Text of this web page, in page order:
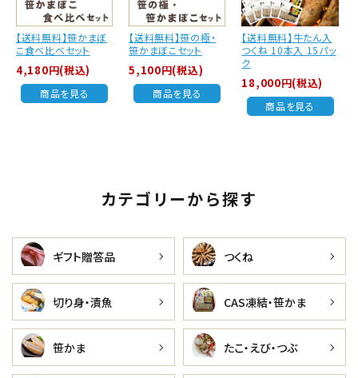
【送料無料】笹かまぼ
こ食べ比べセット
4,180円(税込)
商品を見る
【送料無料】笹の極・
笹かまぼこセット
5,100円(税込)
商品を見る
【送料無料】牛たん入
つくね 10本入 15パッ
ク
18,000円(税込)
商品を見る
カテゴリーから探す
ギフト贈答品 つくね
切り身・漬魚 CAS凍結・笹かま
笹かま たこ・えび・つぶ